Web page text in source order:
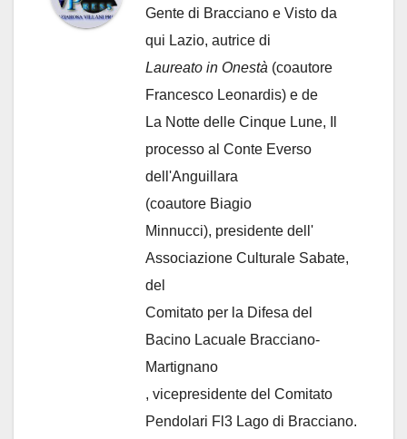
Gente di Bracciano e Visto da
qui Lazio, autrice di
Laureato in Onestà (coautore
Francesco Leonardis) e de
La Notte delle Cinque Lune, Il
processo al Conte Everso
dell'Anguillara
(coautore Biagio
Minnucci), presidente dell'
Associazione Culturale Sabate,
del
Comitato per la Difesa del
Bacino Lacuale Bracciano-
Martignano
, vicepresidente del Comitato
Pendolari Fl3 Lago di Bracciano.